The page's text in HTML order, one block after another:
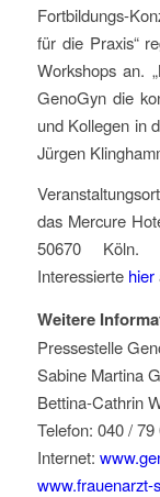
Fortbildungs-
für die Praxis“
Workshops an.
GenoGyn die
und Kollegen in
Jürgen
das Mercure
50670 Köln.
Interessierte hier
Weitere
Pressestelle
Sabine Martina
Bettina-Cathrin
Telefon: 040 / 79
Internet:
www.frauenarzt-